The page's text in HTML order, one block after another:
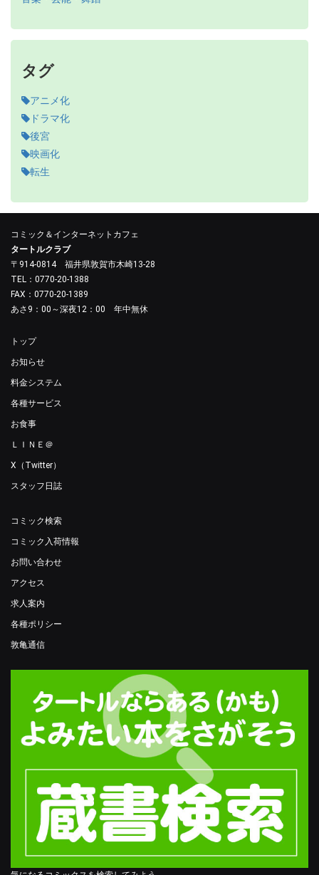
タグ
アニメ化
ドラマ化
後宮
映画化
転生
コミック＆インターネットカフェ
タートルクラブ
〒914-0814 福井県敦賀市木崎13-28
TEL：0770-20-1388
FAX：0770-20-1389
あさ9：00～深夜12：00 年中無休
トップ
お知らせ
料金システム
各種サービス
お食事
ＬＩＮＥ＠
X（Twitter）
スタッフ日誌
コミック検索
コミック入荷情報
お問い合わせ
アクセス
求人案内
各種ポリシー
敦亀通信